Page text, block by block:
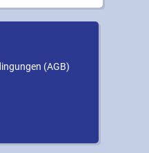
(AGB)